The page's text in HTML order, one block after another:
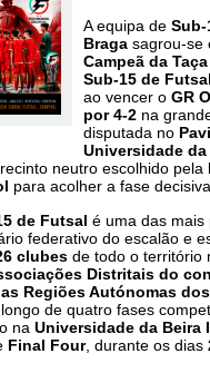
A equipa de Sub-
Braga sagrou-se
Campeã da
Sub-15 de
ao vencer o GR
por 4-2 na
disputada no
Universidade da
recinto neutro escolhido pela
para acolher a fase
de Futsal é uma das mais
federativo do escalão e
clubes de todo o território
Distritais do
Regiões Autónomas
longo de quatro fases
na Universidade da Beira
Final Four, durante os dias